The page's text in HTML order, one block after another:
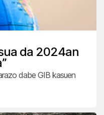
da 2024an
dabe GIB kasuen